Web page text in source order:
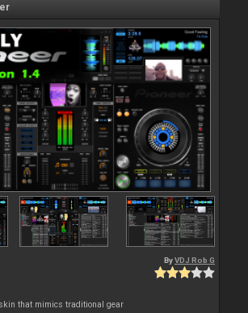
ByVDJ Rob G
that mimics traditional gear